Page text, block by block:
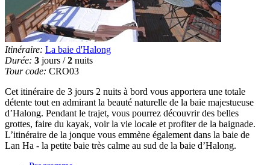
Itinéraire: La baie d'Halong
Durée: 3 jours /2 nuits
Tour code: CRO03
Cet itinéraire de 3 jours 2 nuits à bord vous apportera une totale
détente tout en admirant la beauté naturelle de la baie majestueuse
d’Halong. Pendant le trajet, vous pourrez découvrir des belles
grottes, faire du kayak, voir la vie locale et profiter de la baignade.
L’itinéraire de la jonque vous emmène également dans la baie de
Lan Ha - la petite baie très calme au sud de la baie d’Halong.